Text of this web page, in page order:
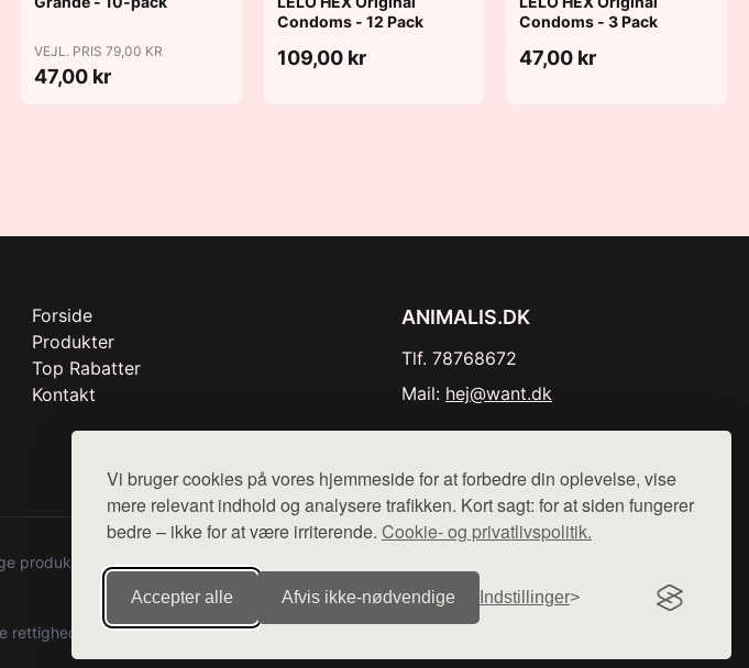
Vi bruger cookies på vores hjemmeside for at forbedre din oplevelse, vise
mere relevant indhold og analysere trafikken. Kort sagt: for at siden fungerer
bedre – ikke for at være irriterende. Cookie- og privatlivspolitik.
Accepter alle Afvis ikke‑nødvendige Indstillinger
VEJL. PRIS 79,00 KR
47,00 kr
Condoms - 12 Pack
109,00 kr
Condoms - 3 Pack
47,00 kr
Forside
Produkter
Top Rabatter
Kontakt
ANIMALIS.DK
Tlf. 78768672
Mail: hej@want.dk
fra diverse webshops. Der sælges ikke varer fra denne side - vi henviser til de shops,
rettigheder forbeholdes.